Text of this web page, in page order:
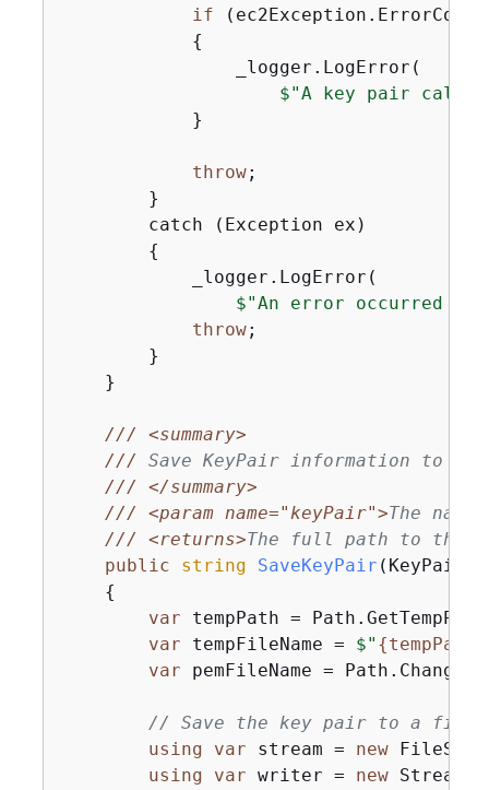
if
{
                _logger.LogError(
$"A key pair
            }
throw;
        }
        catch (Exception ex)
{
            _logger.LogError(
$"An error occurred
throw;
        }
    }
///
<summary>
/// Save KeyPair information to a
///
</summary>
///
<param name="keyPair">The
///
<returns>The full path to the
public
string SaveKeyPair ( KeyPair
{
var tempPath =
var tempFileName = $" {tempPath}
var pemFileName =
// Save the key pair to a file
using
var stream = new
using
var writer = new